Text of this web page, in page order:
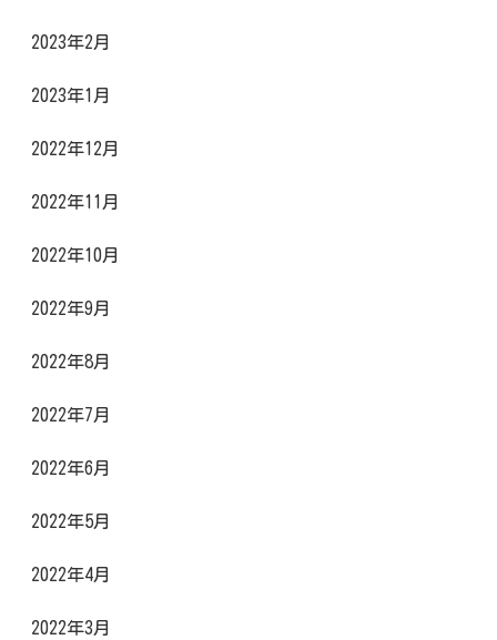
2023年2月
2023年1月
2022年12月
2022年11月
2022年10月
2022年9月
2022年8月
2022年7月
2022年6月
2022年5月
2022年4月
2022年3月